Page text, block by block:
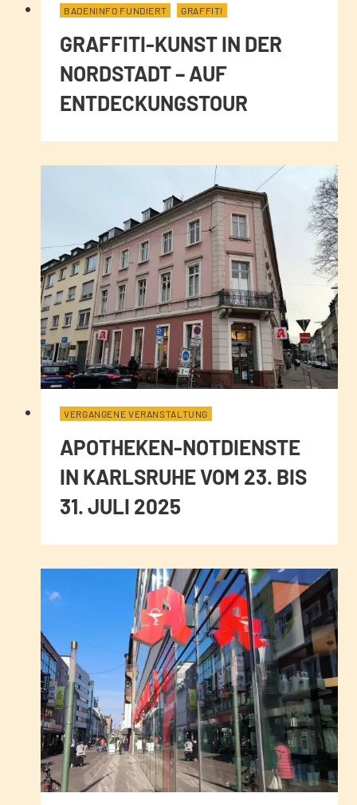
BADENINFO FUNDIERT GRAFFITI
GRAFFITI-KUNST IN DER
NORDSTADT – AUF
ENTDECKUNGSTOUR
VERGANGENE VERANSTALTUNG
APOTHEKEN-NOTDIENSTE
IN KARLSRUHE VOM 23. BIS
31. JULI 2025